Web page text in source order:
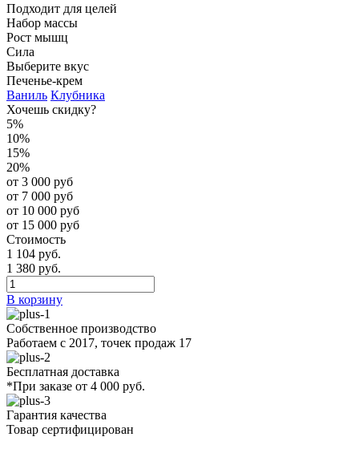
Подходит для целей
Набор массы
Рост мышц
Сила
Выберите вкус
Печенье-крем
Ваниль Клубника
Хочешь скидку?
5%
10%
15%
20%
от 3 000 руб
от 7 000 руб
от 10 000 руб
от 15 000 руб
Стоимость
1 104 руб.
1 380 руб.
В корзину
Собственное производство
Работаем с 2017, точек продаж 17
Бесплатная доставка
*При заказе от 4 000 руб.
Гарантия качества
Товар сертифицирован